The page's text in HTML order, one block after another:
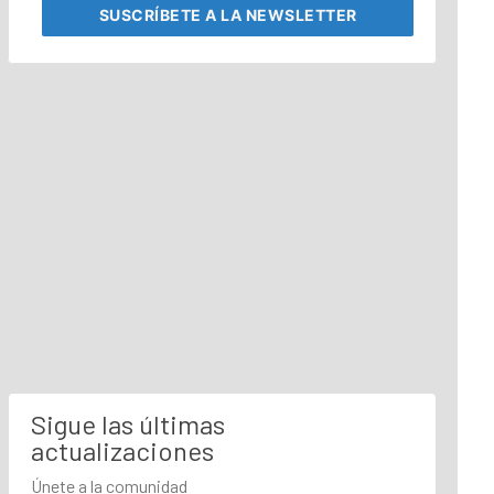
SUSCRÍBETE A LA NEWSLETTER
Sigue las últimas
actualizaciones
Únete a la comunidad